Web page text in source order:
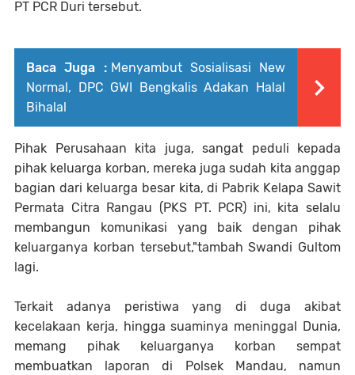
PT PCR Duri tersebut.
Baca Juga : Menyambut Sosialisasi New
Normal, DPC GWI Bengkalis Adakan Halal
Bihalal
Pihak Perusahaan kita juga, sangat peduli kepada
pihak keluarga korban, mereka juga sudah kita anggap
bagian dari keluarga besar kita, di Pabrik Kelapa Sawit
Permata Citra Rangau (PKS PT. PCR) ini, kita selalu
membangun komunikasi yang baik dengan pihak
keluarganya korban tersebut,"tambah Swandi Gultom
lagi.
Terkait adanya peristiwa yang di duga akibat
kecelakaan kerja, hingga suaminya meninggal Dunia,
memang pihak keluarganya korban sempat
membuatkan laporan di Polsek Mandau, namun